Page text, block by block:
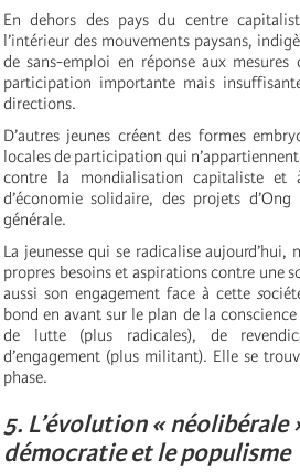
En dehors des pays du centre
l’intérieur des mouvements paysans,
de sans-emploi en réponse aux mesures
participation importante mais
directions.
D’autres jeunes créent des formes
locales de participation qui
contre la mondialisation capitaliste et
d’économie solidaire, des projets
générale.
La jeunesse qui se radicalise aujourd’hui,
propres besoins et aspirations contre une
aussi son engagement face à cettes
bond en avant sur le plan de la
de lutte (plus radicales), de
d’engagement (plus militant). Elle se
phase.
5. L’évolution « néolibérale
démocratie et le populisme